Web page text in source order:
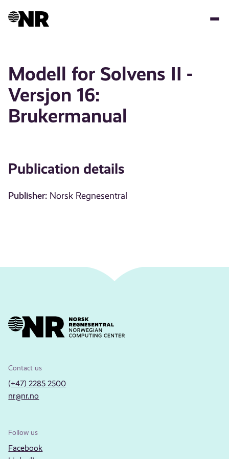
Modell for Solvens II -
Versjon 16:
Brukermanual
Publication details
Publisher: Norsk Regnesentral
Contact us
(+47) 2285 2500
nr@nr.no
Follow us
Facebook